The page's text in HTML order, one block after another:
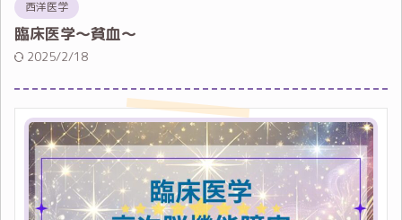
西洋医学
臨床医学～貧血～
2025/2/18